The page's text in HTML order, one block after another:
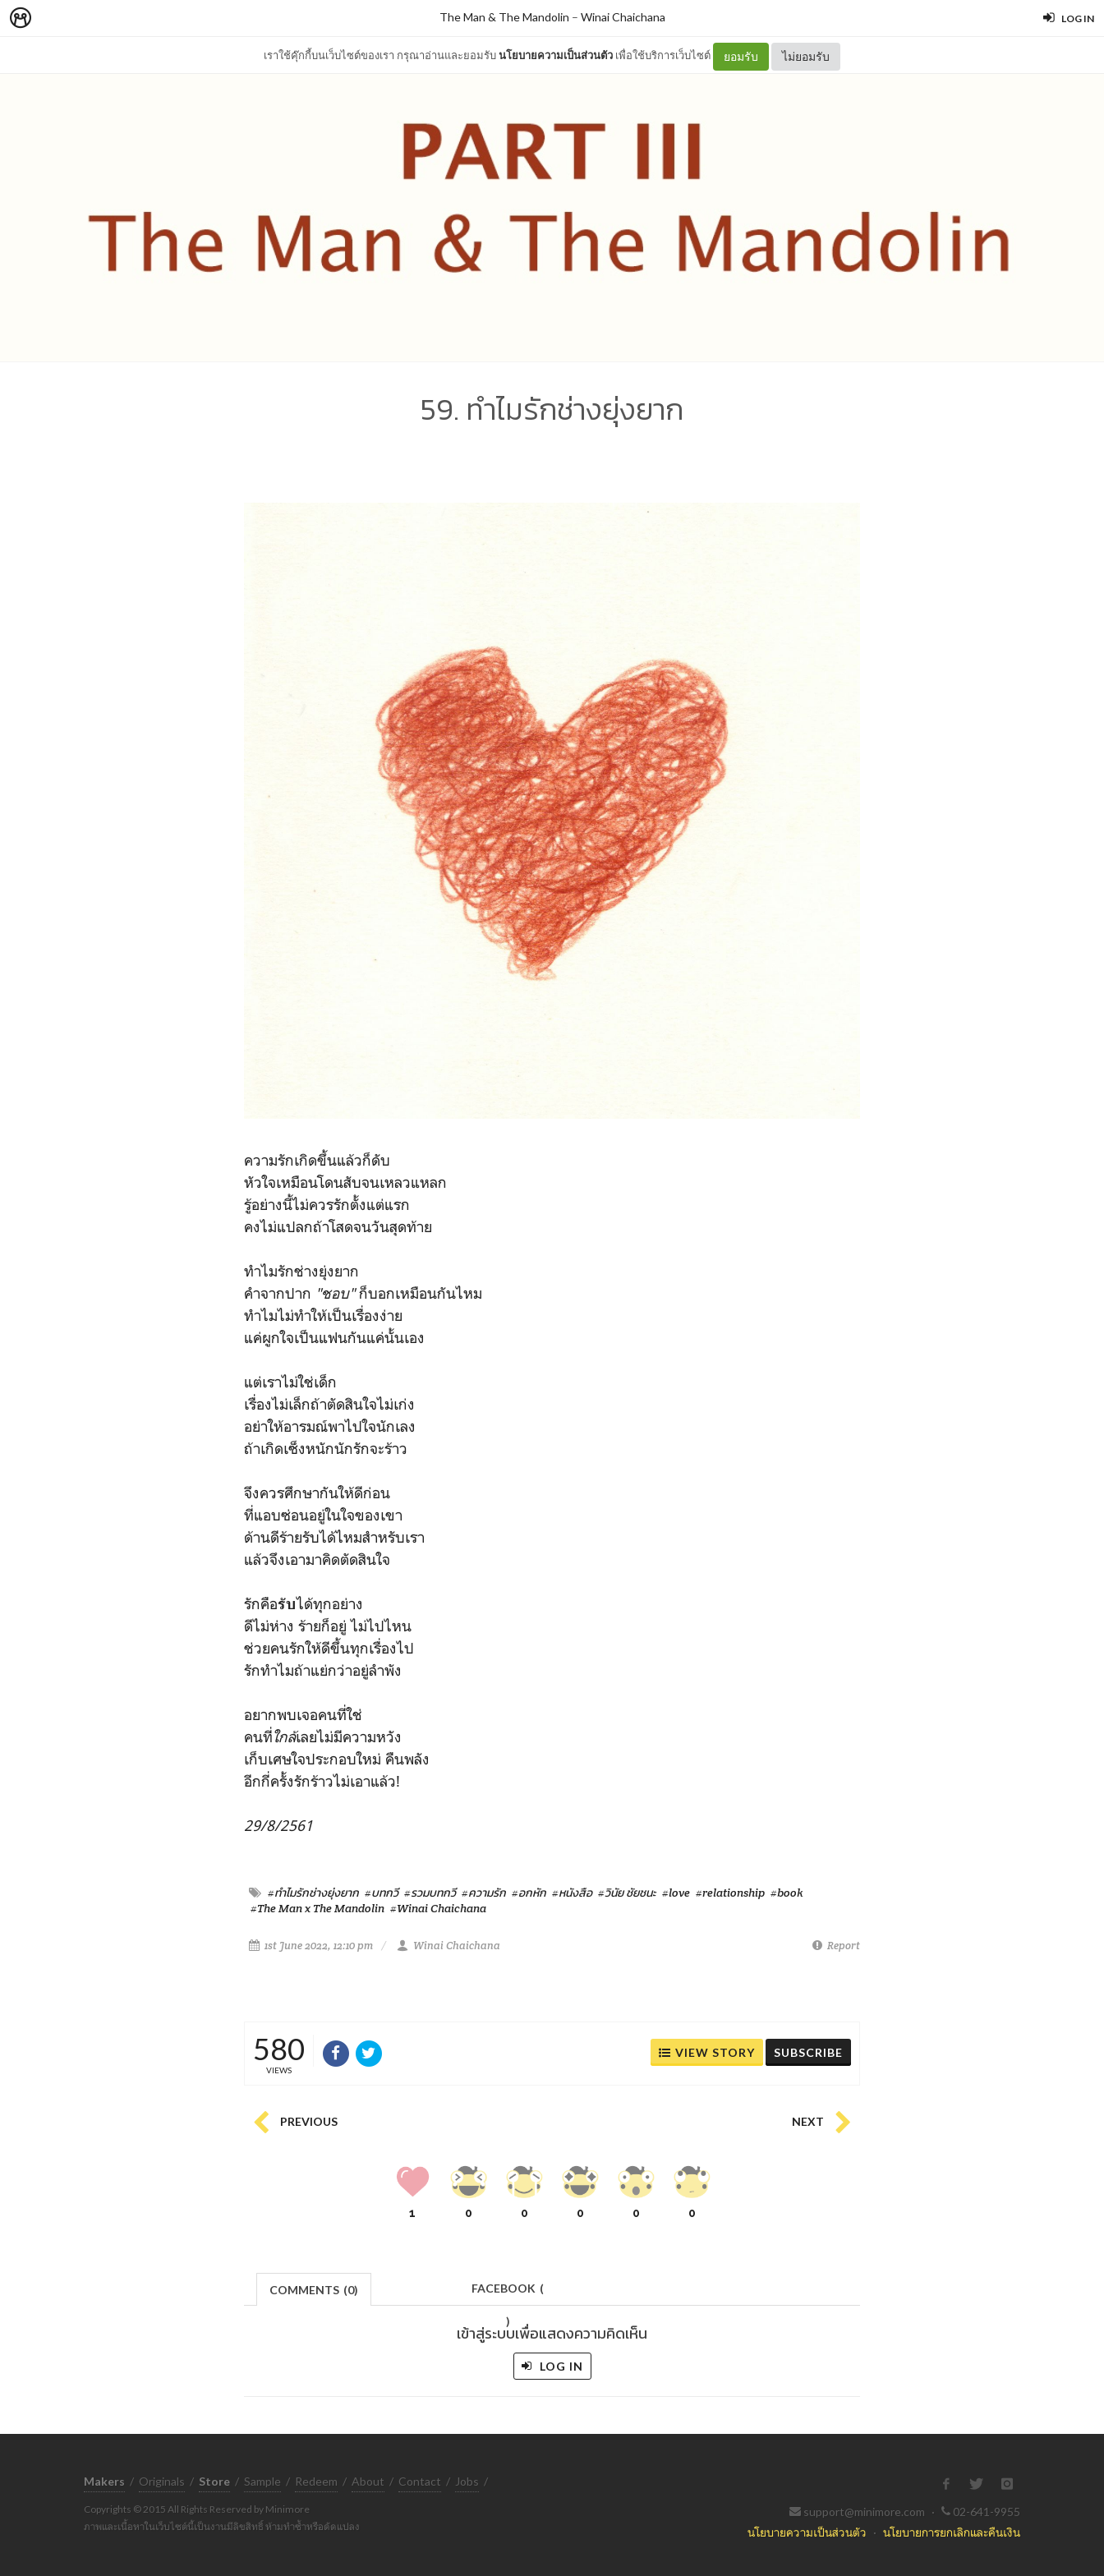
LOG IN
เราใช้คุ๊กกี้บนเว็บไซต์ของเรา กรุณาอ่านและยอมรับนโยบายความเป็นส่วนตัว เพื่อใช้บริการเว็บไซต์ ยอมรับ ไม่ยอมรับ
The Man & The Mandolin – Winai Chaichana
59. ทำไมรักช่างยุ่งยาก
ความรักเกิดขึ้นแล้วก็ดับ
หัวใจเหมือนโดนสับจนเหลวแหลก
รู้อย่างนี้ไม่ควรรักตั้งแต่แรก
คงไม่แปลกถ้าโสดจนวันสุดท้าย
ทำไมรักช่างยุ่งยาก
คำจากปาก "ชอบ"ก็บอกเหมือนกันไหม
ทำไมไม่ทำให้เป็นเรื่องง่าย
แค่ผูกใจเป็นแฟนกันแค่นั้นเอง
แต่เราไม่ใช่เด็ก
เรื่องไม่เล็กถ้าตัดสินใจไม่เก่ง
อย่าให้อารมณ์พาไปใจนักเลง
ถ้าเกิดเซ็งหนักนักรักจะร้าว
จึงควรศึกษากันให้ดีก่อน
ที่แอบซ่อนอยู่ในใจของเขา
ด้านดีร้ายรับได้ไหมสำหรับเรา
แล้วจึงเอามาคิดตัดสินใจ
รักคือรับได้ทุกอย่าง
ดีไม่ห่าง ร้ายก็อยู่ ไม่ไปไหน
ช่วยคนรักให้ดีขึ้นทุกเรื่องไป
รักทำไมถ้าแย่กว่าอยู่ลำพัง
อยากพบเจอคนที่ใช่
คนที่ใกล้เลยไม่มีความหวัง
เก็บเศษใจประกอบใหม่ คืนพลัง
อีกกี่ครั้งรักร้าวไม่เอาแล้ว!
29/8/2561
#ทำไมรักช่างยุ่งยาก #บทกวี #รวมบทกวี #ความรัก #อกหัก #หนังสือ #วินัย ชัยชนะ #love #relationship #book
#The Man x The Mandolin #Winai Chaichana
1st June 2022, 12:10 pm Winai Chaichana Report
580
VIEWS
VIEW STORY SUBSCRIBE
PREVIOUS NEXT
1 0 0 0 0 0
COMMENTS (0) FACEBOOK (
)
เข้าสู่ระบบเพื่อแสดงความคิดเห็น
LOG IN
Makers / Originals / Store / Sample / Redeem / About / Contact / Jobs /
Copyrights © 2015 All Rights Reserved by Minimore
ภาพและเนื้อหาในเว็บไซต์นี้เป็นงานมีลิขสิทธิ์ ห้ามทำซ้ำหรือดัดแปลง
support@minimore.com ·
02-641-9955
นโยบายความเป็นส่วนตัว · นโยบายการยกเลิกและคืนเงิน